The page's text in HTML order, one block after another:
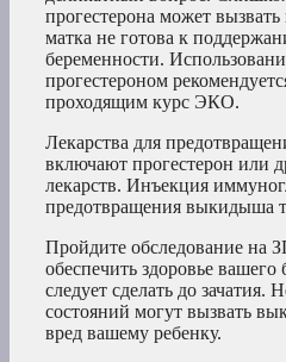
прогестерона может
матка не готова к
беременности.
прогестероном
проходящим курс ЭКО.
Лекарства для
включают прогестерон или
лекарств. Инъекция
предотвращения выкидыша
Пройдите обследование
обеспечить здоровье
следует сделать до зачатия.
состояний могут вызвать
вред вашему ребенку.